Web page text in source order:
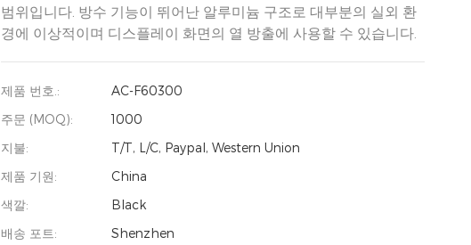
범위입니다. 방수 기능이 뛰어난 알루미늄 구조로 대부분의 실외 환
경에 이상적이며 디스플레이 화면의 열 방출에 사용할 수 있습니다.
제품 번호.:
AC-F60300
주문 (MOQ):
1000
지불:
T/T, L/C, Paypal, Western Union
제품 기원:
China
색깔:
Black
배송 포트:
Shenzhen